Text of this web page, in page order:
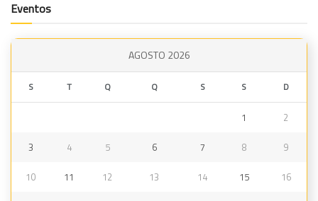
Eventos
AGOSTO 2026
S T Q Q S S D
1 2
3 4 5 6 7 8 9
10 11 12 13 14 15 16